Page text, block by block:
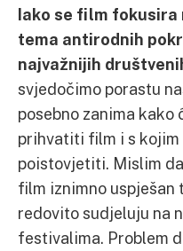
Iako se film
tema antirodnih
najvažnijih
svjedočimo porastu
posebno zanima kako
prihvatiti film i s kojim
poistovjetiti. Mislim
film iznimno uspješan
redovito sudjeluju na
festivalima. Problem